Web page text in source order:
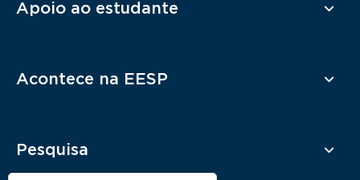
Apoio ao estudante
Acontece na EESP
Pesquisa